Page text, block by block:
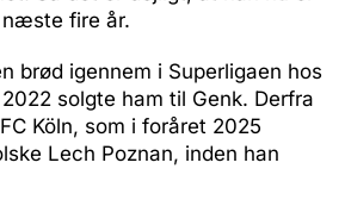
næste fire år.
brød igennem i Superligaen hos
solgte ham til Genk. Derfra
Köln, som i foråret 2025
Lech Poznan, inden han